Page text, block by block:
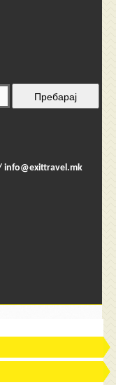
info@exittravel.mk